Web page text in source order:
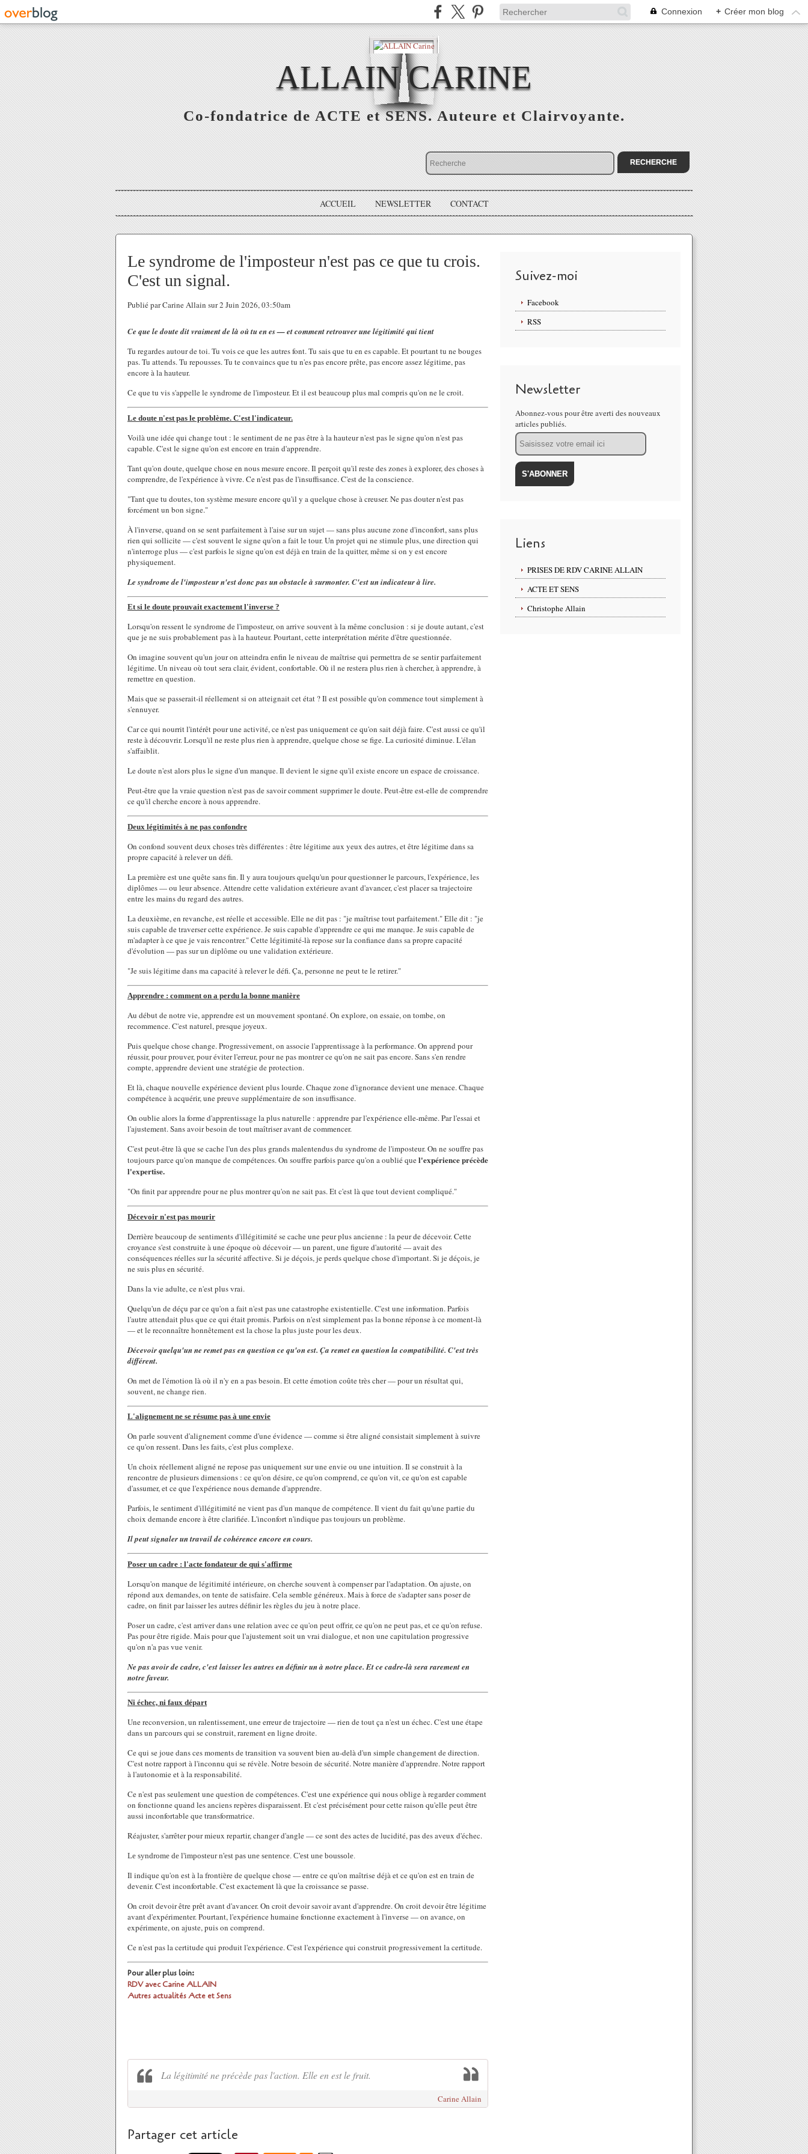
Connexion + Créer mon blog
ALLAIN CARINE
Co-fondatrice de ACTE et SENS. Auteure et Clairvoyante.
ACCUEIL NEWSLETTER CONTACT
Le syndrome de l'imposteur n'est pas ce que tu crois.
C'est un signal.
Publié par Carine Allain sur 2 Juin 2026, 03:50am
Ce que le doute dit vraiment de là où tu en es — et comment retrouver une légitimité qui tient
Tu regardes autour de toi. Tu vois ce que les autres font. Tu sais que tu en es capable. Et pourtant tu ne bouges
pas. Tu attends. Tu repousses. Tu te convaincs que tu n'es pas encore prête, pas encore assez légitime, pas
encore à la hauteur.
Ce que tu vis s'appelle le syndrome de l'imposteur. Et il est beaucoup plus mal compris qu'on ne le croit.
Le doute n'est pas le problème. C'est l'indicateur.
Voilà une idée qui change tout : le sentiment de ne pas être à la hauteur n'est pas le signe qu'on n'est pas
capable. C'est le signe qu'on est encore en train d'apprendre.
Tant qu'on doute, quelque chose en nous mesure encore. Il perçoit qu'il reste des zones à explorer, des choses à
comprendre, de l'expérience à vivre. Ce n'est pas de l'insuffisance. C'est de la conscience.
"Tant que tu doutes, ton système mesure encore qu'il y a quelque chose à creuser. Ne pas douter n'est pas
forcément un bon signe."
À l'inverse, quand on se sent parfaitement à l'aise sur un sujet — sans plus aucune zone d'inconfort, sans plus
rien qui sollicite — c'est souvent le signe qu'on a fait le tour. Un projet qui ne stimule plus, une direction qui
n'interroge plus — c'est parfois le signe qu'on est déjà en train de la quitter, même si on y est encore
physiquement.
Le syndrome de l'imposteur n'est donc pas un obstacle à surmonter. C'est un indicateur à lire.
Et si le doute prouvait exactement l'inverse ?
Lorsqu'on ressent le syndrome de l'imposteur, on arrive souvent à la même conclusion : si je doute autant, c'est
que je ne suis probablement pas à la hauteur. Pourtant, cette interprétation mérite d'être questionnée.
On imagine souvent qu'un jour on atteindra enfin le niveau de maîtrise qui permettra de se sentir parfaitement
légitime. Un niveau où tout sera clair, évident, confortable. Où il ne restera plus rien à chercher, à apprendre, à
remettre en question.
Mais que se passerait-il réellement si on atteignait cet état ? Il est possible qu'on commence tout simplement à
s'ennuyer.
Car ce qui nourrit l'intérêt pour une activité, ce n'est pas uniquement ce qu'on sait déjà faire. C'est aussi ce qu'il
reste à découvrir. Lorsqu'il ne reste plus rien à apprendre, quelque chose se fige. La curiosité diminue. L'élan
s'affaiblit.
Le doute n'est alors plus le signe d'un manque. Il devient le signe qu'il existe encore un espace de croissance.
Peut-être que la vraie question n'est pas de savoir comment supprimer le doute. Peut-être est-elle de comprendre
ce qu'il cherche encore à nous apprendre.
Deux légitimités à ne pas confondre
On confond souvent deux choses très différentes : être légitime aux yeux des autres, et être légitime dans sa
propre capacité à relever un défi.
La première est une quête sans fin. Il y aura toujours quelqu'un pour questionner le parcours, l'expérience, les
diplômes — ou leur absence. Attendre cette validation extérieure avant d'avancer, c'est placer sa trajectoire
entre les mains du regard des autres.
La deuxième, en revanche, est réelle et accessible. Elle ne dit pas : "je maîtrise tout parfaitement." Elle dit : "je
suis capable de traverser cette expérience. Je suis capable d'apprendre ce qui me manque. Je suis capable de
m'adapter à ce que je vais rencontrer." Cette légitimité-là repose sur la confiance dans sa propre capacité
d'évolution — pas sur un diplôme ou une validation extérieure.
"Je suis légitime dans ma capacité à relever le défi. Ça, personne ne peut te le retirer."
Apprendre : comment on a perdu la bonne manière
Au début de notre vie, apprendre est un mouvement spontané. On explore, on essaie, on tombe, on
recommence. C'est naturel, presque joyeux.
Puis quelque chose change. Progressivement, on associe l'apprentissage à la performance. On apprend pour
réussir, pour prouver, pour éviter l'erreur, pour ne pas montrer ce qu'on ne sait pas encore. Sans s'en rendre
compte, apprendre devient une stratégie de protection.
Et là, chaque nouvelle expérience devient plus lourde. Chaque zone d'ignorance devient une menace. Chaque
compétence à acquérir, une preuve supplémentaire de son insuffisance.
On oublie alors la forme d'apprentissage la plus naturelle : apprendre par l'expérience elle-même. Par l'essai et
l'ajustement. Sans avoir besoin de tout maîtriser avant de commencer.
C'est peut-être là que se cache l'un des plus grands malentendus du syndrome de l'imposteur. On ne souffre pas
toujours parce qu'on manque de compétences. On souffre parfois parce qu'on a oublié quel'expérience précède
l'expertise.
"On finit par apprendre pour ne plus montrer qu'on ne sait pas. Et c'est là que tout devient compliqué."
Décevoir n'est pas mourir
Derrière beaucoup de sentiments d'illégitimité se cache une peur plus ancienne : la peur de décevoir. Cette
croyance s'est construite à une époque où décevoir — un parent, une figure d'autorité — avait des
conséquences réelles sur la sécurité affective. Si je déçois, je perds quelque chose d'important. Si je déçois, je
ne suis plus en sécurité.
Dans la vie adulte, ce n'est plus vrai.
Quelqu'un de déçu par ce qu'on a fait n'est pas une catastrophe existentielle. C'est une information. Parfois
l'autre attendait plus que ce qui était promis. Parfois on n'est simplement pas la bonne réponse à ce moment-là
— et le reconnaître honnêtement est la chose la plus juste pour les deux.
Décevoir quelqu'un ne remet pas en question ce qu'on est. Ça remet en question la compatibilité. C'est très
différent.
On met de l'émotion là où il n'y en a pas besoin. Et cette émotion coûte très cher — pour un résultat qui,
souvent, ne change rien.
L'alignement ne se résume pas à une envie
On parle souvent d'alignement comme d'une évidence — comme si être aligné consistait simplement à suivre
ce qu'on ressent. Dans les faits, c'est plus complexe.
Un choix réellement aligné ne repose pas uniquement sur une envie ou une intuition. Il se construit à la
rencontre de plusieurs dimensions : ce qu'on désire, ce qu'on comprend, ce qu'on vit, ce qu'on est capable
d'assumer, et ce que l'expérience nous demande d'apprendre.
Parfois, le sentiment d'illégitimité ne vient pas d'un manque de compétence. Il vient du fait qu'une partie du
choix demande encore à être clarifiée. L'inconfort n'indique pas toujours un problème.
Il peut signaler un travail de cohérence encore en cours.
Poser un cadre : l'acte fondateur de qui s'affirme
Lorsqu'on manque de légitimité intérieure, on cherche souvent à compenser par l'adaptation. On ajuste, on
répond aux demandes, on tente de satisfaire. Cela semble généreux. Mais à force de s'adapter sans poser de
cadre, on finit par laisser les autres définir les règles du jeu à notre place.
Poser un cadre, c'est arriver dans une relation avec ce qu'on peut offrir, ce qu'on ne peut pas, et ce qu'on refuse.
Pas pour être rigide. Mais pour que l'ajustement soit un vrai dialogue, et non une capitulation progressive
qu'on n'a pas vue venir.
Ne pas avoir de cadre, c'est laisser les autres en définir un à notre place. Et ce cadre-là sera rarement en
notre faveur.
Ni échec, ni faux départ
Une reconversion, un ralentissement, une erreur de trajectoire — rien de tout ça n'est un échec. C'est une étape
dans un parcours qui se construit, rarement en ligne droite.
Ce qui se joue dans ces moments de transition va souvent bien au-delà d'un simple changement de direction.
C'est notre rapport à l'inconnu qui se révèle. Notre besoin de sécurité. Notre manière d'apprendre. Notre rapport
à l'autonomie et à la responsabilité.
Ce n'est pas seulement une question de compétences. C'est une expérience qui nous oblige à regarder comment
on fonctionne quand les anciens repères disparaissent. Et c'est précisément pour cette raison qu'elle peut être
aussi inconfortable que transformatrice.
Réajuster, s'arrêter pour mieux repartir, changer d'angle — ce sont des actes de lucidité, pas des aveux d'échec.
Le syndrome de l'imposteur n'est pas une sentence. C'est une boussole.
Il indique qu'on est à la frontière de quelque chose — entre ce qu'on maîtrise déjà et ce qu'on est en train de
devenir. C'est inconfortable. C'est exactement là que la croissance se passe.
On croit devoir être prêt avant d'avancer. On croit devoir savoir avant d'apprendre. On croit devoir être légitime
avant d'expérimenter. Pourtant, l'expérience humaine fonctionne exactement à l'inverse — on avance, on
expérimente, on ajuste, puis on comprend.
Ce n'est pas la certitude qui produit l'expérience. C'est l'expérience qui construit progressivement la certitude.
Pour aller plus loin:
RDV avec Carine ALLAIN
Autres actualités Acte et Sens
La légitimité ne précède pas l'action. Elle en est le fruit.
Carine Allain
Partager cet article
Suivez-moi
Facebook
RSS
Newsletter
Abonnez-vous pour être averti des nouveaux
articles publiés.
Email
Liens
PRISES DE RDV CARINE ALLAIN
ACTE ET SENS
Christophe Allain